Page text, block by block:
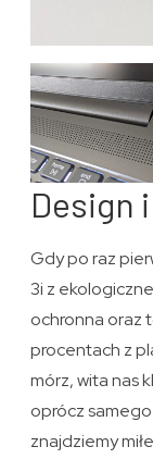
Design
Gdy po raz
3i z
ochronna oraz
procentach z
mórz, wita nas
oprócz
znajdziemy